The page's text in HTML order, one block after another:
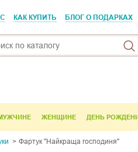
КАК КУПИТЬ БЛОГ О ПОДАРКАХ
ЖЕНЩИНЕ ДЕНЬ
Фартук "Найкраща господиня"